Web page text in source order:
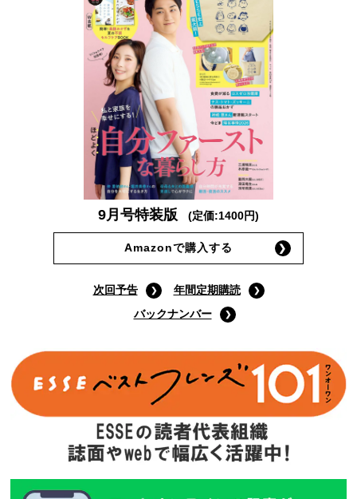
9月号特装版 (定価:1400円)
Amazonで購入する
次回予告
年間定期購読
バックナンバー